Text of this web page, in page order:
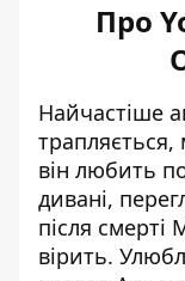
Про
Найчастіше
він любить
дивані,
після
вірить.